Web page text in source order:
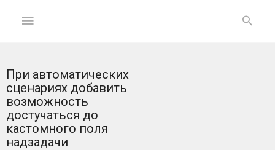
ГЛАВНАЯ
На
главную
При автоматических
сценариях добавить
возможность
достучаться до
кастомного поля
надзадачи